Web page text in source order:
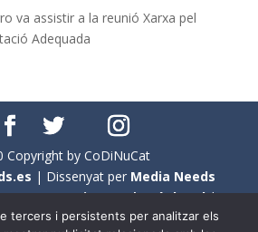
va assistir a la reunió Xarxa pel
Adequada
Copyright by CoDiNuCat
| Dissenyat per Media Needs
aCoDiNuCat |Avís legal|
Avís per cookies
tercers i persistents per analitzar els